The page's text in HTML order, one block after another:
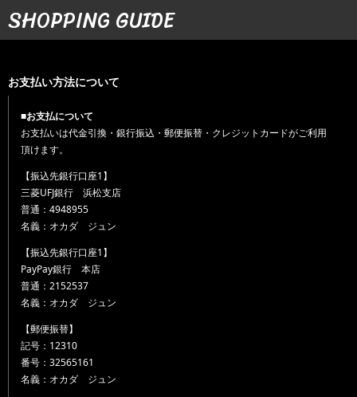
SHOPPING GUIDE
お支払い方法について
■お支払について
お支払いは代金引換・銀行振込・郵便振替・クレジットカードがご利用
頂けます。
【振込先銀行口座1】
三菱UFJ銀行 浜松支店
普通：4948955
名義：オカダ ジュン
【振込先銀行口座1】
PayPay銀行 本店
普通：2152537
名義：オカダ ジュン
【郵便振替】
記号：12310
番号：32565161
名義：オカダ ジュン